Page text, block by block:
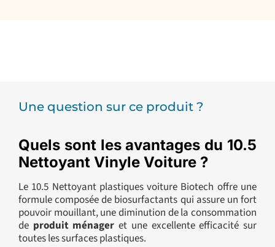
Une question sur ce produit ?
Quels sont les avantages du 10.5
Nettoyant Vinyle Voiture ?
Le 10.5 Nettoyant plastiques voiture Biotech offre une
formule composée de biosurfactants qui assure un fort
pouvoir mouillant, une diminution de la consommation
de produit ménager et une excellente efficacité sur
toutes les surfaces plastiques.